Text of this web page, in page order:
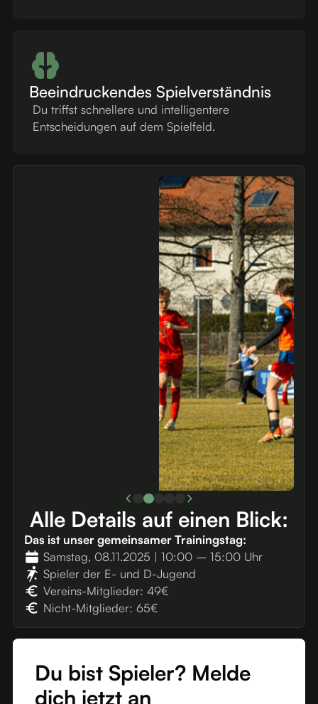
Beeindruckendes Spielverständnis
Du triffst schnellere und intelligentere
Entscheidungen auf dem Spielfeld.
Alle Details auf einen Blick:
Das ist unser gemeinsamer Trainingstag:
Samstag, 08.11.2025 | 10:00 – 15:00 Uhr
Spieler der E- und D-Jugend
Vereins-Mitglieder: 49€
Nicht-Mitglieder: 65€
Du bist Spieler? Melde
dich jetzt an